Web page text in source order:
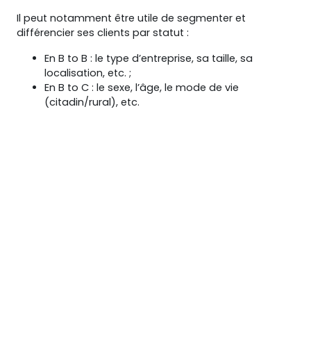
Il peut notamment être utile de segmenter et
différencier ses clients par statut :
En B to B : le type d’entreprise, sa taille, sa
localisation, etc. ;
En B to C : le sexe, l’âge, le mode de vie
(citadin/rural), etc.